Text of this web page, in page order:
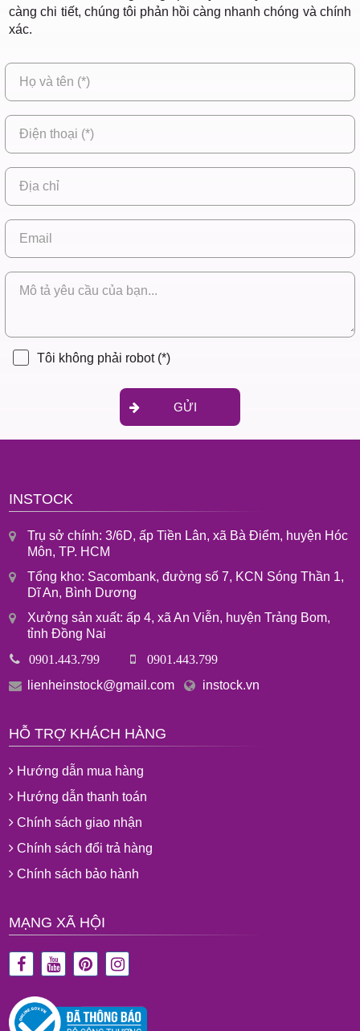
càng chi tiết, chúng tôi phản hồi càng nhanh chóng và chính
xác.
GỬI
Tôi không phải robot (*)
INSTOCK
Trụ sở chính: 3/6D, ấp Tiền Lân, xã Bà Điểm, huyện Hóc
Môn, TP. HCM
Tổng kho: Sacombank, đường số 7, KCN Sóng Thần 1,
Dĩ An, Bình Dương
Xưởng sản xuất: ấp 4, xã An Viễn, huyện Trảng Bom,
tỉnh Đồng Nai
0901.443.799 0901.443.799
lienheinstock@gmail.com instock.vn
HỖ TRỢ KHÁCH HÀNG
Hướng dẫn mua hàng
Hướng dẫn thanh toán
Chính sách giao nhận
Chính sách đổi trả hàng
Chính sách bảo hành
MẠNG XÃ HỘI